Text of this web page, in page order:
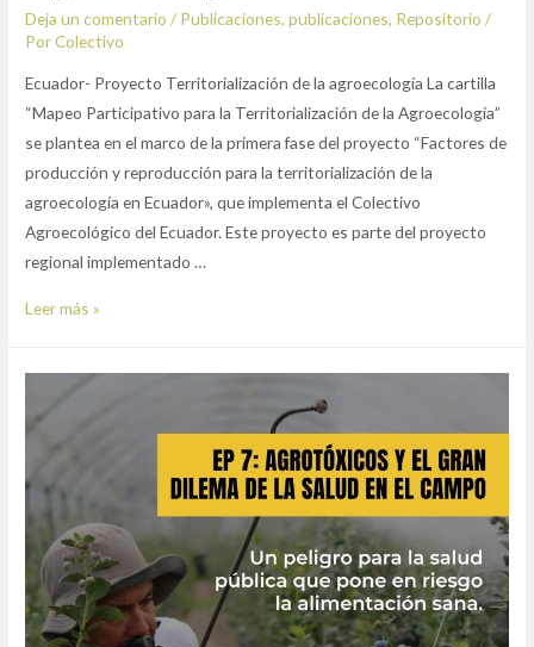
Deja un comentario / Publicaciones,publicaciones, Repositorio /
PorColectivo
Ecuador- Proyecto Territorialización de la agroecología La cartilla
“Mapeo Participativo para la Territorialización de la Agroecología”
se plantea en el marco de la primera fase del proyecto “Factores de
producción y reproducción para la territorialización de la
agroecología en Ecuador», que implementa el Colectivo
Agroecológico del Ecuador. Este proyecto es parte del proyecto
regional implementado …
Cartilla
la
Territorialización
de
la
Agroecología
Leer más »